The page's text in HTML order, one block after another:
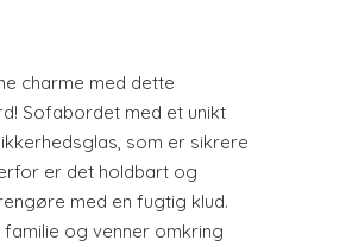
charme med dette
Sofabordet med et unikt
som er sikrere
er det holdbart og
med en fugtig klud.
og venner omkring